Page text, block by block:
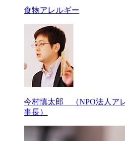
食物アレルギー
今村慎太郎 （NPO法人ア
事長）